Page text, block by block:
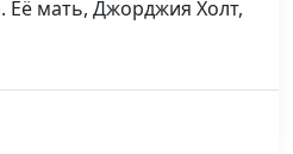
мать, Джорджия Холт,